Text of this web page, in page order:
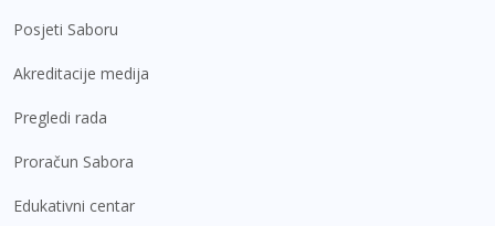
Posjeti Saboru
Akreditacije medija
Pregledi rada
Proračun Sabora
Edukativni centar